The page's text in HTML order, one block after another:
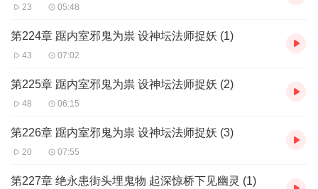
23 05:48
第224章 踞内室邪鬼为祟 设神坛法师捉妖 (1)
43 07:02
第225章 踞内室邪鬼为祟 设神坛法师捉妖 (2)
48 06:15
第226章 踞内室邪鬼为祟 设神坛法师捉妖 (3)
20 07:55
第227章 绝永患街头埋鬼物 起深惊桥下见幽灵 (1)